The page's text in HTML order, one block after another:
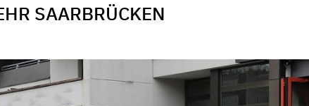
SAARBRÜCKEN